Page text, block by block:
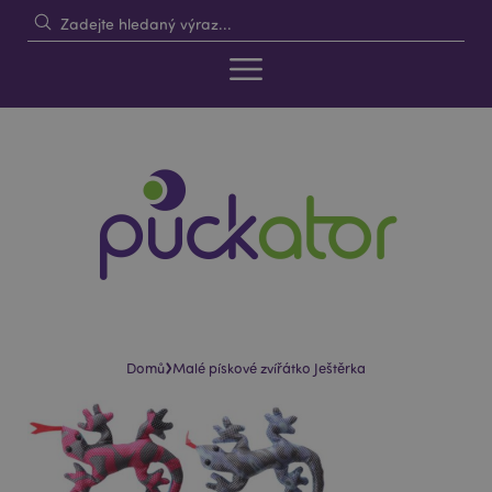
Domů›Malé pískové zvířátko Ještěrka
to
to
beginning